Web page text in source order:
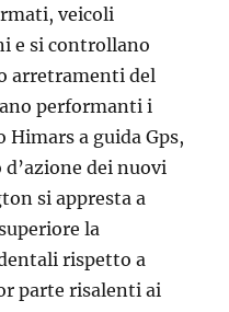
veicoli
e si controllano
arretramenti del
performanti i
a guida Gps,
dei nuovi
si appresta a
la
rispetto a
parte risalenti ai